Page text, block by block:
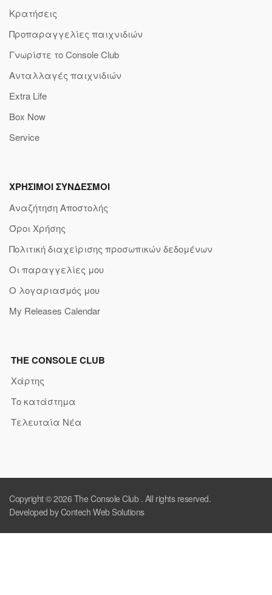
Κρατήσεις
Προπαραγγελίες παιχνιδιών
Γνωρίστε το Console Club
Ανταλλαγές παιχνιδιών
Extra Life
Box Now
Service
ΧΡΗΣΙΜΟΙ ΣΥΝΔΕΣΜΟΙ
Αναζήτηση Αποστολής
Όροι Χρήσης
Πολιτική διαχείρισης προσωπικών δεδομένων
Οι παραγγελίες μου
Ο λογαριασμός μου
My Releases Calendar
THE CONSOLE CLUB
Χάρτης
Το κατάστημα
Τελευταία Νέα
Copyright © 2026 The Console Club. All rights reserved.
Developed by Contech Web Solutions